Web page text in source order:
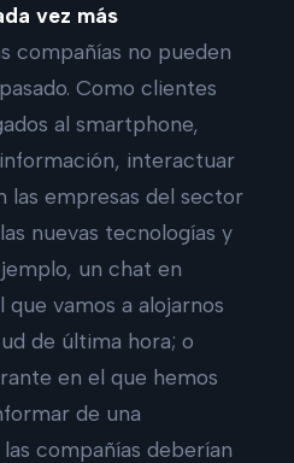
vez más
compañías no pueden
Como clientes
al smartphone,
interactuar
las empresas del sector
nuevas tecnologías y
un chat en
vamos a alojarnos
de última hora; o
en el que hemos
de una
compañías deberían